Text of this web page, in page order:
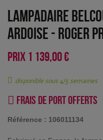
Lampadaire
ardoise - Roger
PRIX 1 139,00 €
disponible sous 4/5 semaines
Frais de port offerts
Référence : 106011134